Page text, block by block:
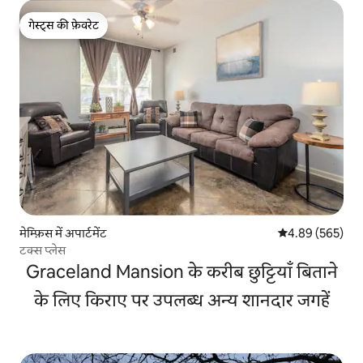
गेस्ट्स की फ़ेवरेट
गेस्ट्स की फ़ेवरेट
मेम्फ़िस में अपार्टमेंट औसत रेटिंग 5 में से
4.89 (565)
टक्स प्लेस
Graceland Mansion के करीब छुट्टियाँ बिताने
के लिए किराए पर उपलब्ध अन्य शानदार जगहें